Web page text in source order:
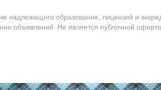
надлежащего образования, лицензий и
объявлений. Не является публичной